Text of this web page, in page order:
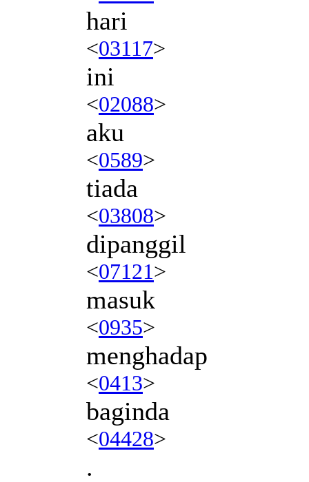
hari
<03117>
ini
<02088>
aku
<0589>
tiada
<03808>
dipanggil
<07121>
masuk
<0935>
menghadap
<0413>
baginda
<04428>
.